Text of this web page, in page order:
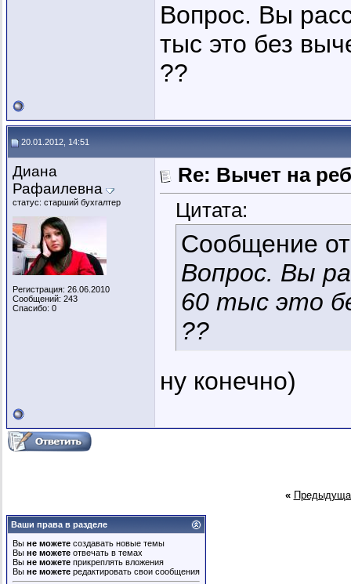
Вопрос. Вы
тыс это без
??
20.01.2012, 14:51
Диана
Рафаилевна
статус: старший бухгалтер
Регистрация: 26.06.2010
Сообщений: 243
Спасибо: 0
Re: Вычет на
Цитата:
Сообщение
Вопрос. Вы
60 тыс это
??
ну конечно)
«
Ваши права в разделе
Вы не можете создавать новые темы
Вы не можете отвечать в темах
Вы не можете прикреплять вложения
Вы не можете редактировать свои сообщения